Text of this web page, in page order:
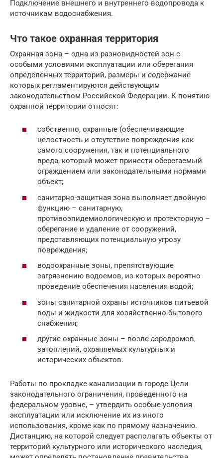
Подключение внешнего и внутреннего водопровода к
источникам водоснабжения.
Что такое охранная территория
Охранная зона – одна из разновидностей зон с
особыми условиями эксплуатации или оберегания
определенных территорий, размеры и содержание
которых регламентируются действующим
законодательством Российской Федерации. К понятию
охранной территории относят:
собственно, охранные (обеспечивающие
целостность и отсутствие повреждения как
самого сооружения, так и потенциального
вреда, который может принести оберегаемый
ограждением или законодательными нормами
объект;
санитарно-защитная зона выполняет двойную
функцию – санитарную,
противоэпидемиологическую и протекторную –
оберегание и удаление от сооружений,
представляющих потенциальную угрозу
повреждения;
водоохранные зоны, препятствующие
загрязнению водоемов, из которых вероятно
проведение обеспечения населения водой;
зоны санитарной охраны источников питьевой
воды и жидкости для хозяйственно-бытового
снабжения;
другие охранные зоны – возле аэродромов,
затоплений, охраняемых культурных и
исторических объектов.
Работы по прокладке канализации в городе Цели
законодательного ограничения, проведенного на
федеральном уровне, – утвердить особые условия
эксплуатации или исключение их из иного
использования, кроме как по прямому назначению.
Дистанцию, на которой следует располагать объекты от
территорий культурного или исторического наследия,